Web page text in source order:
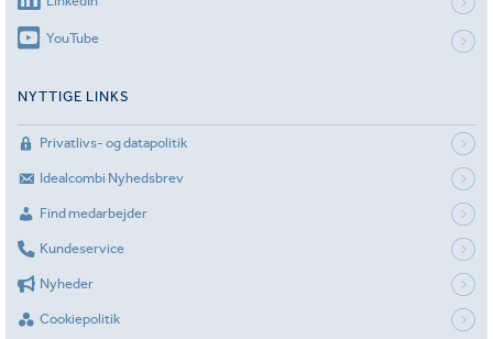
YouTube
NYTTIGE LINKS
Privatlivs- og datapolitik
Idealcombi Nyhedsbrev
Find medarbejder
Kundeservice
Nyheder
Cookiepolitik